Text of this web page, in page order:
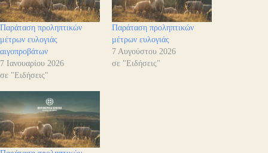
Παράταση προληπτικών
μέτρων ευλογιάς
αιγοπροβάτων
7 Ιανουαρίου 2026
σε "Ειδήσεις"
Παράταση προληπτικών
μέτρων ευλογιάς
7 Αυγούστου 2026
σε "Ειδήσεις"